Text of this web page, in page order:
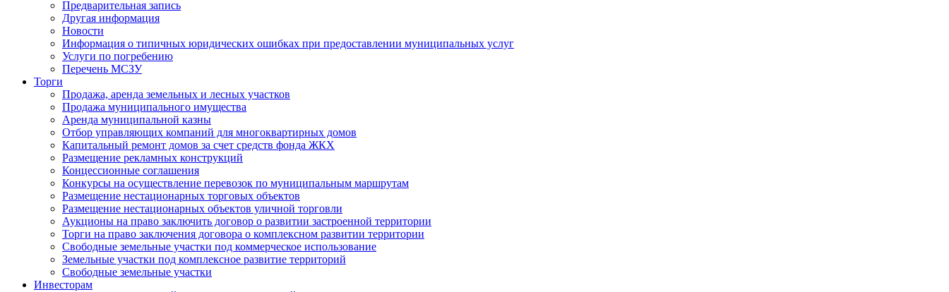
Предварительная запись
Другая информация
Новости
Информация о типичных юридических ошибках при предоставлении муниципальных услуг
Услуги по погребению
Перечень МСЗУ
Торги
Продажа, аренда земельных и лесных участков
Продажа муниципального имущества
Аренда муниципальной казны
Отбор управляющих компаний для многоквартирных домов
Капитальный ремонт домов за счет средств фонда ЖКХ
Размещение рекламных конструкций
Концессионные соглашения
Конкурсы на осуществление перевозок по муниципальным маршрутам
Размещение нестационарных торговых объектов
Размещение нестационарных объектов уличной торговли
Аукционы на право заключить договор о развитии застроенной территории
Торги на право заключения договора о комплексном развитии территории
Свободные земельные участки под коммерческое использование
Земельные участки под комплексное развитие территорий
Свободные земельные участки
Инвесторам